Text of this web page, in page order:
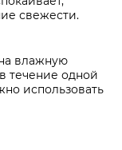
свежести.
влажную
течение одной
использовать